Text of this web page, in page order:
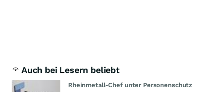
Auch bei Lesern beliebt
Rheinmetall-Chef unter Personenschutz